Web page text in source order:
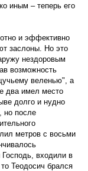
иным – теперь его
и эффективно
заслоны. Но это
нездоровым
возможность
веленью", а
два имел место
долго и нудно
но после
метров с восьми
входили в
Теодосич брался